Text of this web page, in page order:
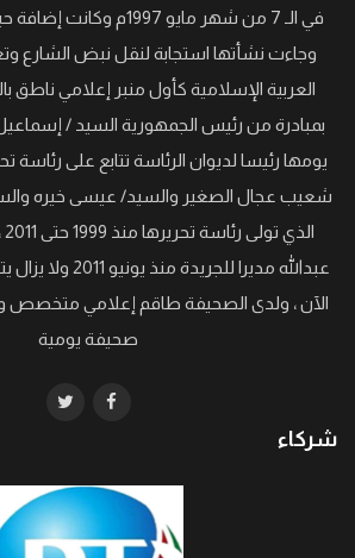
في الـ 7 من شهر مايو 1997م
وجاءت نشأتها استجابة لنقل نبض الشارع
العربية الإسلامية كأول منبر إعلامي ناطق
بمبادرة من رئيس الجمهورية السيد /
يومها رئيسا لديوان الرئاسة تتابع على
شعيب عجال الصغير والسيد/ عيسى خيره
عبدالله مديرا
الآن ، ولدى الصحيفة طاقم إعلامي
صحيفة يومية
شركاء